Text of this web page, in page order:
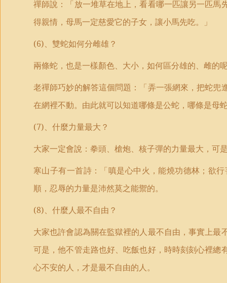
禪師說：「放一堆草在地上，看看哪一匹讓另一匹
得親情，母馬一定慈愛它的子女，讓小馬先吃。」
(6)、雙蛇如何分雌雄？
兩條蛇，也是一樣顏色、大小，如何區分雄的、雌的
老禪師巧妙的解答這個問題：「弄一張網來，把蛇
在網裡不動。由此就可以知道哪條是公蛇，哪條是母
(7)、什麼力量最大？
大家一定會說：拳頭、槍炮、核子彈的力量最大，可
寒山子有一首詩：「嗔是心中火，能燒功德林；欲
順，忍辱的力量是沛然莫之能禦的。
(8)、什麼人最不自由？
大家也許會認為關在監獄裡的人最不自由，事實上
可是，他不管走路也好、吃飯也好，時時刻刻心裡
心不安的人，才是最不自由的人。